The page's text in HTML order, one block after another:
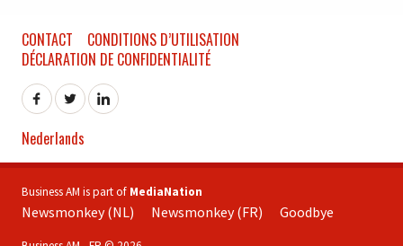
CONTACT
CONDITIONS D’UTILISATION
DÉCLARATION DE CONFIDENTIALITÉ
Nederlands
Business AM is part of MediaNation
Newsmonkey (NL) Newsmonkey (FR) Goodbye